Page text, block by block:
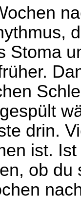
Stoma
drin.
ist.
ob